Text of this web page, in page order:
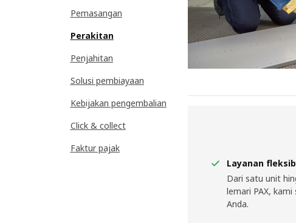
Pemasangan
Perakitan
Penjahitan
Solusi pembiayaan
Kebijakan pengembalian
Click & collect
Faktur pajak
Layanan
Dari satu unit
lemari PAX,
Anda.